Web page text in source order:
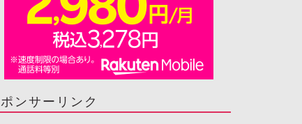
スポンサーリンク